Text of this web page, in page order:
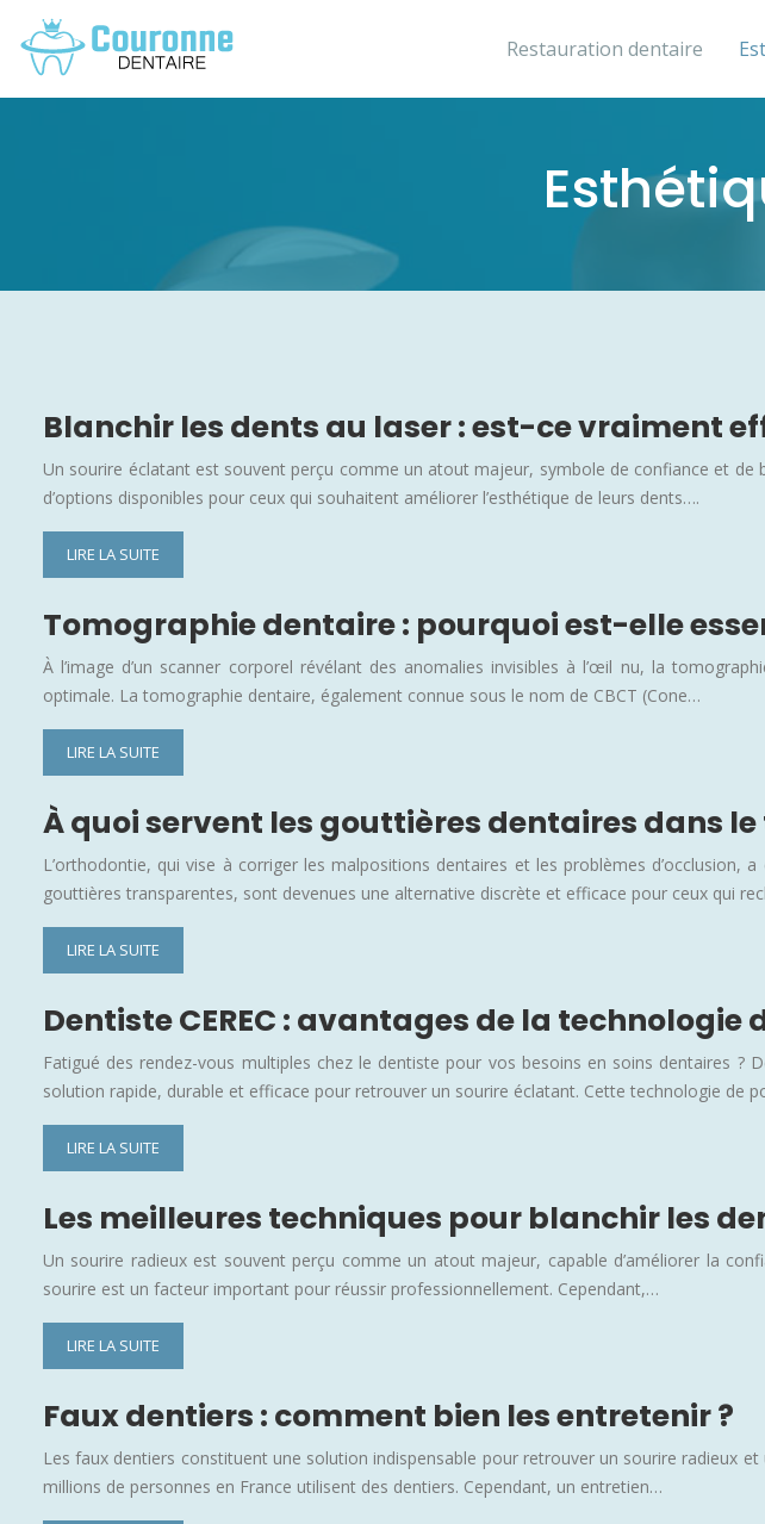
Restauration dentaire
Blanchir les dents au laser : est-ce vraiment
Un sourire éclatant est souvent perçu comme un atout majeur, symbole de confiance et
d’options disponibles pour ceux qui souhaitent améliorer l’esthétique de leurs dents….
LIRE LA SUITE
Tomographie dentaire : pourquoi est-elle
À l’image d’un scanner corporel révélant des anomalies invisibles à l’œil nu, la
optimale. La tomographie dentaire, également connue sous le nom de CBCT (Cone…
LIRE LA SUITE
À quoi servent les gouttières dentaires dans
L’orthodontie, qui vise à corriger les malpositions dentaires et les problèmes
gouttières transparentes, sont devenues une alternative discrète et efficace pour ceux qui
LIRE LA SUITE
Dentiste CEREC : avantages de la
Fatigué des rendez-vous multiples chez le dentiste pour vos besoins en soins dentaires
solution rapide, durable et efficace pour retrouver un sourire éclatant. Cette technologie de
LIRE LA SUITE
Les meilleures techniques pour blanchir les
Un sourire radieux est souvent perçu comme un atout majeur, capable d’améliorer la
sourire est un facteur important pour réussir professionnellement. Cependant,…
LIRE LA SUITE
Faux dentiers : comment bien les entretenir ?
Les faux dentiers constituent une solution indispensable pour retrouver un sourire radieux
millions de personnes en France utilisent des dentiers. Cependant, un entretien…